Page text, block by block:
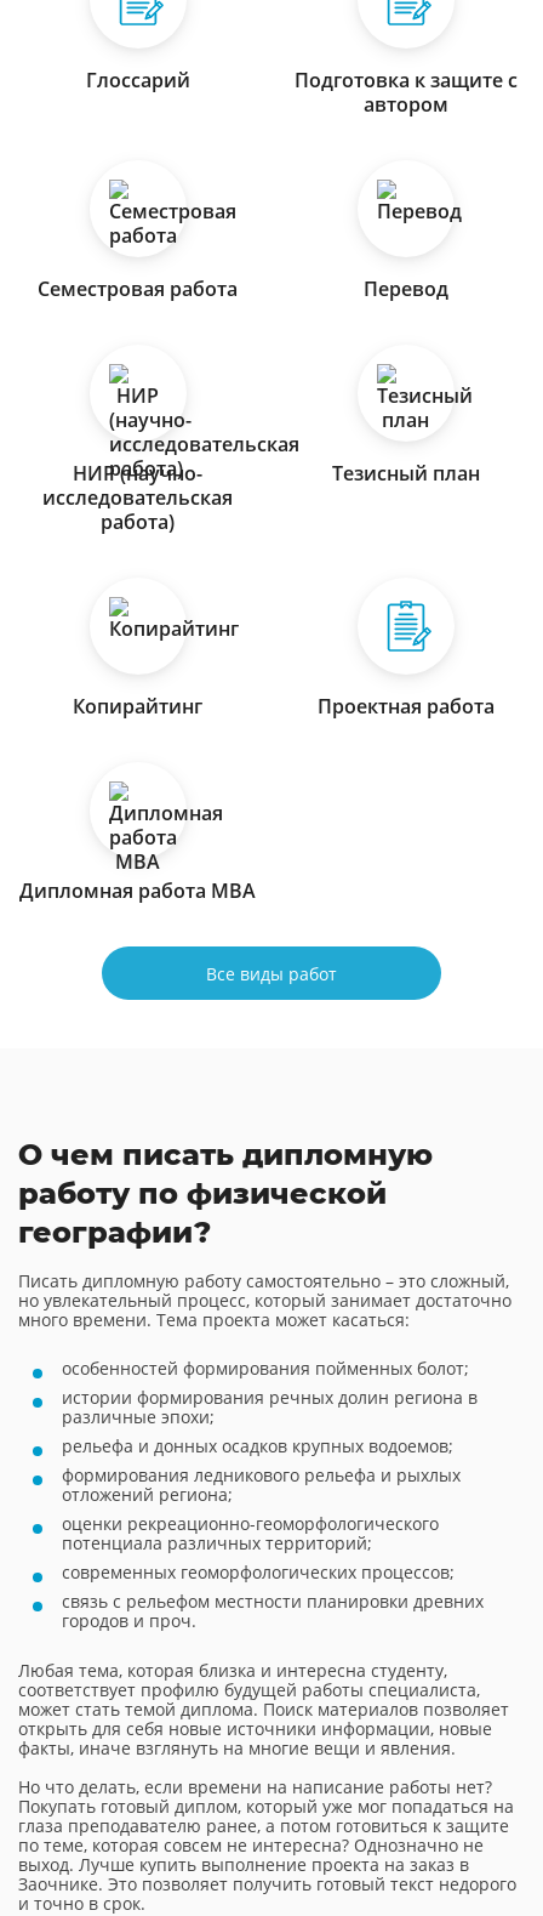
Глоссарий
Подготовка к защите с
автором
Семестровая работа Перевод
НИР (научно-
исследовательская
работа)
Тезисный план
Копирайтинг Проектная работа
Дипломная работа МВА
Все виды работ
О чем писать дипломную
работу по физической
географии?
Писать дипломную работу самостоятельно – это сложный,
но увлекательный процесс, который занимает достаточно
много времени. Тема проекта может касаться:
особенностей формирования пойменных болот;
истории формирования речных долин региона в
различные эпохи;
рельефа и донных осадков крупных водоемов;
формирования ледникового рельефа и рыхлых
отложений региона;
оценки рекреационно-геоморфологического
потенциала различных территорий;
современных геоморфологических процессов;
связь с рельефом местности планировки древних
городов и проч.
Любая тема, которая близка и интересна студенту,
соответствует профилю будущей работы специалиста,
может стать темой диплома. Поиск материалов позволяет
открыть для себя новые источники информации, новые
факты, иначе взглянуть на многие вещи и явления.
Но что делать, если времени на написание работы нет?
Покупать готовый диплом, который уже мог попадаться на
глаза преподавателю ранее, а потом готовиться к защите
по теме, которая совсем не интересна? Однозначно не
выход. Лучше купить выполнение проекта на заказ в
Заочнике. Это позволяет получить готовый текст недорого
и точно в срок.